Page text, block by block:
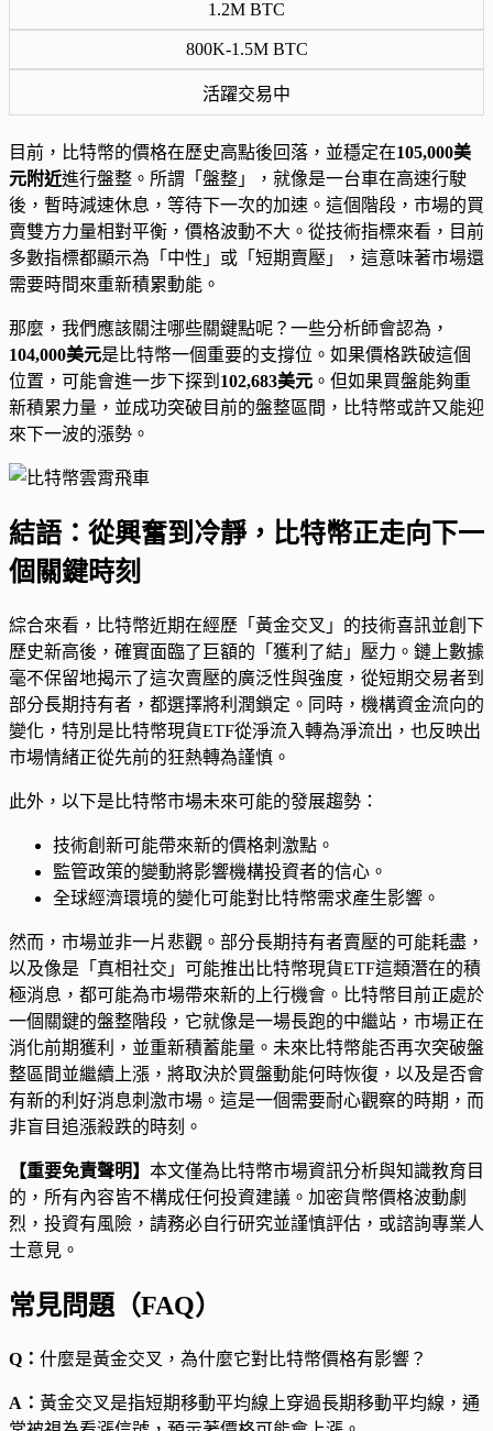
1.2M BTC
800K-1.5M BTC
活躍交易中
目前，比特幣的價格在歷史高點後回落，並穩定在105,000美
元附近進行盤整。所謂「盤整」，就像是一台車在高速行駛
後，暫時減速休息，等待下一次的加速。這個階段，市場的買
賣雙方力量相對平衡，價格波動不大。從技術指標來看，目前
多數指標都顯示為「中性」或「短期賣壓」，這意味著市場還
需要時間來重新積累動能。
那麼，我們應該關注哪些關鍵點呢？一些分析師會認為，
104,000美元是比特幣一個重要的支撐位。如果價格跌破這個
位置，可能會進一步下探到 102,683美元 。但如果買盤能夠重
新積累力量，並成功突破目前的盤整區間，比特幣或許又能迎
來下一波的漲勢。
結語：從興奮到冷靜，比特幣正走向下一
個關鍵時刻
綜合來看，比特幣近期在經歷「黃金交叉」的技術喜訊並創下
歷史新高後，確實面臨了巨額的「獲利了結」壓力。鏈上數據
毫不保留地揭示了這次賣壓的廣泛性與強度，從短期交易者到
部分長期持有者，都選擇將利潤鎖定。同時，機構資金流向的
變化，特別是比特幣現貨ETF從淨流入轉為淨流出，也反映出
市場情緒正從先前的狂熱轉為謹慎。
此外，以下是比特幣市場未來可能的發展趨勢：
技術創新可能帶來新的價格刺激點。
監管政策的變動將影響機構投資者的信心。
全球經濟環境的變化可能對比特幣需求產生影響。
然而，市場並非一片悲觀。部分長期持有者賣壓的可能耗盡，
以及像是「真相社交」可能推出比特幣現貨ETF這類潛在的積
極消息，都可能為市場帶來新的上行機會。比特幣目前正處於
一個關鍵的盤整階段，它就像是一場長跑的中繼站，市場正在
消化前期獲利，並重新積蓄能量。未來比特幣能否再次突破盤
整區間並繼續上漲，將取決於買盤動能何時恢復，以及是否會
有新的利好消息刺激市場。這是一個需要耐心觀察的時期，而
非盲目追漲殺跌的時刻。
【重要免責聲明】 本文僅為比特幣市場資訊分析與知識教育目
的，所有內容皆不構成任何投資建議。加密貨幣價格波動劇
烈，投資有風險，請務必自行研究並謹慎評估，或諮詢專業人
士意見。
常見問題（FAQ）
Q： 什麼是黃金交叉，為什麼它對比特幣價格有影響？
A： 黃金交叉是指短期移動平均線上穿過長期移動平均線，通